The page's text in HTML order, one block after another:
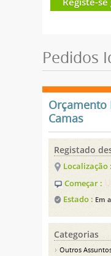
Pedidos
Orçamento
Camas
Registado
Localização :
Começar :
Estado : Em
Categorias
Outros